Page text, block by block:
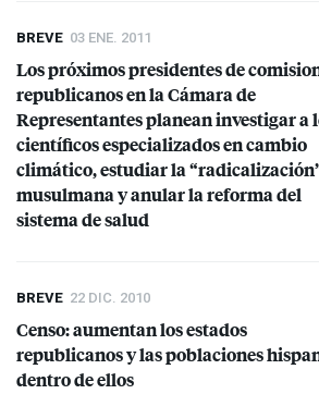
BREVE 03 ENE. 2011
Los próximos presidentes de
republicanos en la Cámara de
Representantes planean investigar a
científicos especializados en cambio
climático, estudiar la
musulmana y anular la reforma del
sistema de salud
BREVE 22 DIC. 2010
Censo: aumentan los estados
republicanos y las poblaciones
dentro de ellos